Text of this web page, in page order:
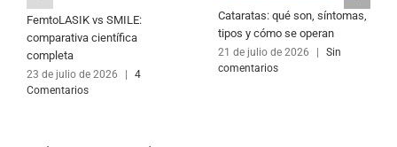
FemtoLASIK vs SMILE:
comparativa científica
completa
23 de julio de 2026 |
4
Comentarios
Cataratas: qué son, síntomas,
tipos y cómo se operan
21 de julio de 2026
Sin
comentarios